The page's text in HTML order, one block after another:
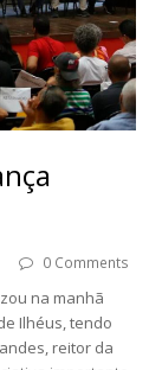
0 Comments
na manhã
Ilhéus, tendo
reitor da